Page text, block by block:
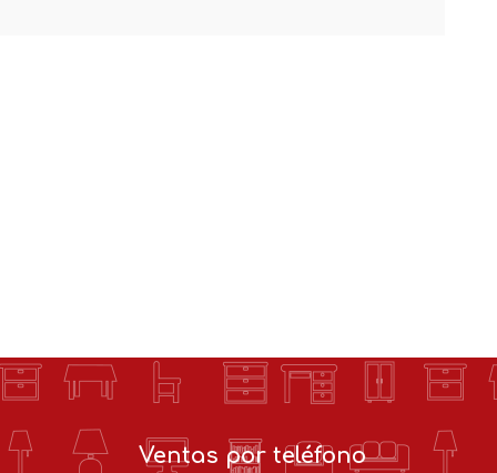
Ventas por teléfono